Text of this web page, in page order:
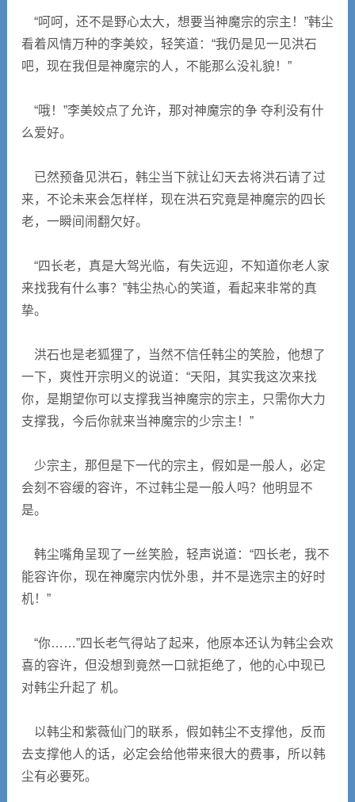
“呵呵，还不是野心太大，想要当神魔宗的宗主！”韩尘
看着风情万种的李美姣，轻笑道：“我仍是见一见洪石
吧，现在我但是神魔宗的人，不能那么没礼貌！”
“哦！”李美姣点了允许，那对神魔宗的争 夺利没有什
么爱好。
已然预备见洪石，韩尘当下就让幻天去将洪石请了过
来，不论未来会怎样样，现在洪石究竟是神魔宗的四长
老，一瞬间闹翻欠好。
“四长老，真是大驾光临，有失远迎，不知道你老人家
来找我有什么事？”韩尘热心的笑道，看起来非常的真
挚。
洪石也是老狐狸了，当然不信任韩尘的笑脸，他想了
一下，爽性开宗明义的说道：“天阳，其实我这次来找
你，是期望你可以支撑我当神魔宗的宗主，只需你大力
支撑我，今后你就来当神魔宗的少宗主！”
少宗主，那但是下一代的宗主，假如是一般人，必定
会刻不容缓的容许，不过韩尘是一般人吗？他明显不
是。
韩尘嘴角呈现了一丝笑脸，轻声说道：“四长老，我不
能容许你，现在神魔宗内忧外患，并不是选宗主的好时
机！”
“你……”四长老气得站了起来，他原本还认为韩尘会欢
喜的容许，但没想到竟然一口就拒绝了，他的心中现已
对韩尘升起了 机。
以韩尘和紫薇仙门的联系，假如韩尘不支撑他，反而
去支撑他人的话，必定会给他带来很大的费事，所以韩
尘有必要死。